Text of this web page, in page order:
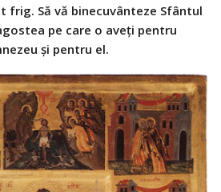
frig. Să vă binecuvânteze Sfântul
pe care o aveți pentru
și pentru el.